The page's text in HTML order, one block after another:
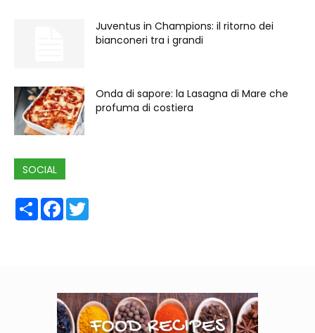
Juventus in Champions: il ritorno dei
bianconeri tra i grandi
Onda di sapore: la Lasagna di Mare che
profuma di costiera
SOCIAL
ShareFacebook